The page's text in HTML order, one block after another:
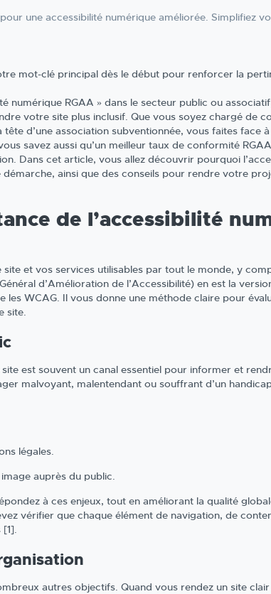
une accessibilité numérique améliorée. Simplifiez
mot-clé principal dès le début pour renforcer la
numérique RGAA » dans le secteur public ou
votre site plus inclusif. Que vous soyez chargé de
d’une association subventionnée, vous faites face
savez aussi qu’un meilleur taux de conformité
Dans cet article, vous allez découvrir pourquoi
ainsi que des conseils pour rendre votre
de l’accessibilité
et vos services utilisables par tout le monde, y
d’Amélioration de l’Accessibilité) en est la
les WCAG. Il vous donne une méthode claire pour
site.
est souvent un canal essentiel pour informer et
malvoyant, malentendant ou souffrant d’un
légales.
auprès du public.
à ces enjeux, tout en améliorant la qualité
vérifier que chaque élément de navigation, de
autres objectifs. Quand vous rendez un site